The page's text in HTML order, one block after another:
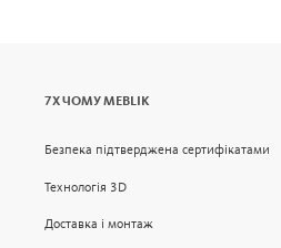
7Х ЧОМУ MEBLIK
Безпека підтверджена сертифікатами
Технологія 3D
Доставка і монтаж